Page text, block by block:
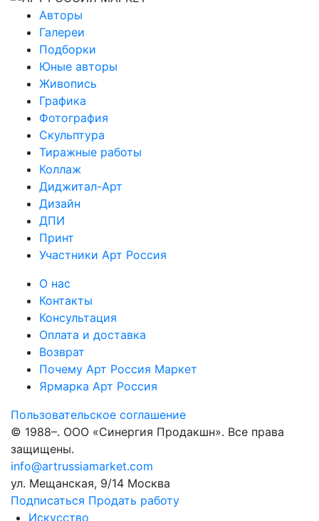
Авторы
Галереи
Подборки
Юные авторы
Живопись
Графика
Фотография
Скульптура
Тиражные работы
Коллаж
Диджитал-Арт
Дизайн
ДПИ
Принт
Участники Арт Россия
О нас
Контакты
Консультация
Оплата и доставка
Возврат
Почему Арт Россия Маркет
Ярмарка Арт Россия
Пользовательское соглашение
© 1988–. ООО «Синергия Продакшн». Все права
защищены.
info@artrussiamarket.com
ул. Мещанская, 9/14 Москва
Подписаться Продать работу
Искусство